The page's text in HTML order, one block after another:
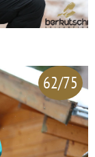
62/75